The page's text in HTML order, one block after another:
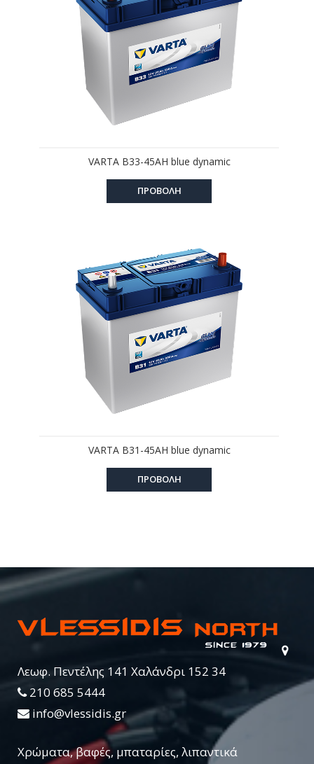
VARTA B33-45AH blue dynamic
ΠΡΟΒΟΛΗ
VARTA B31-45AH blue dynamic
ΠΡΟΒΟΛΗ
Λεωφ. Πεντέλης 141 Χαλάνδρι 152 34
210 685 5444
info@vlessidis.gr
Χρώματα, βαφές, μπαταρίες, λιπαντικά